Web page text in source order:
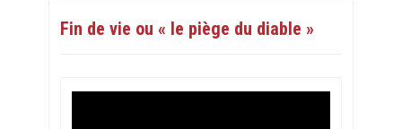
Fin de vie ou « le piège du diable »